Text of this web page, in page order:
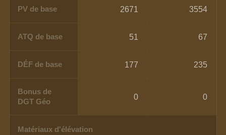
PV de base 2671 3554
ATQ de base 51 67
DÉF de base 177 235
Bonus de
DGT Géo
0 0
Matériaux d'élévation